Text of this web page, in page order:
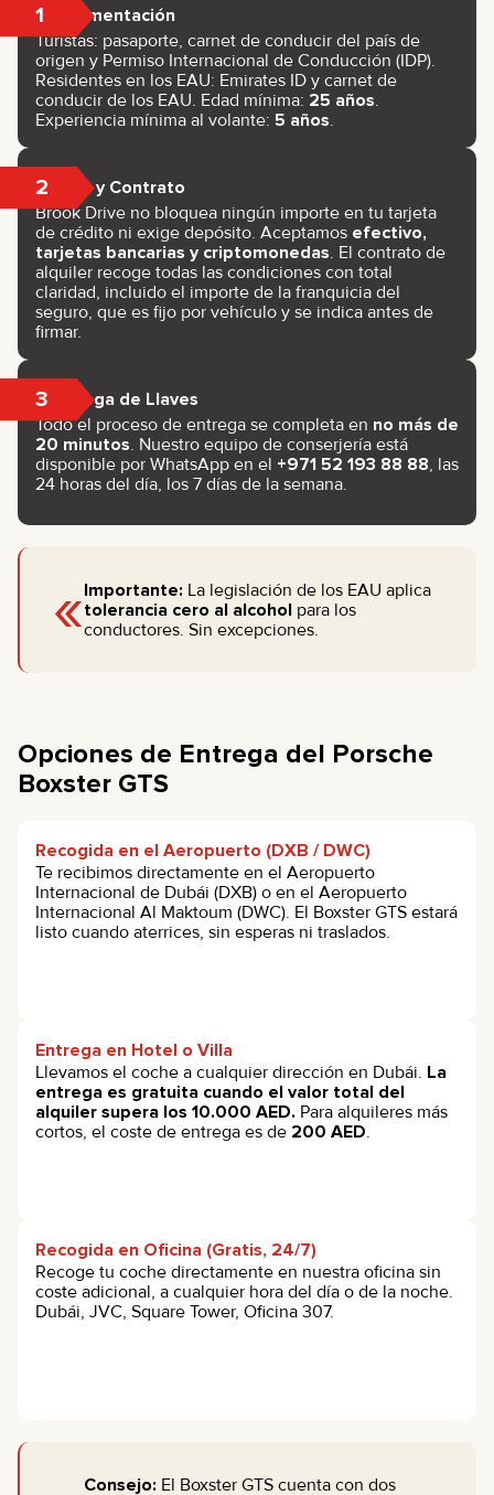
1 Documentación
Turistas: pasaporte, carnet de conducir del país de
origen y Permiso Internacional de Conducción (IDP).
Residentes en los EAU: Emirates ID y carnet de
conducir de los EAU. Edad mínima: 25 años.
Experiencia mínima al volante: 5 años.
2 Pago y Contrato
Brook Drive no bloquea ningún importe en tu tarjeta
de crédito ni exige depósito. Aceptamos efectivo,
tarjetas bancarias y criptomonedas. El contrato de
alquiler recoge todas las condiciones con total
claridad, incluido el importe de la franquicia del
seguro, que es fijo por vehículo y se indica antes de
firmar.
3 Entrega de Llaves
Todo el proceso de entrega se completa en no más de
20 minutos. Nuestro equipo de conserjería está
disponible por WhatsApp en el +971 52 193 88 88, las
24 horas del día, los 7 días de la semana.
«Importante: La legislación de los EAU aplica
tolerancia cero al alcoholpara los
conductores. Sin excepciones.
Opciones de Entrega del Porsche
Boxster GTS
Recogida en el Aeropuerto (DXB / DWC)
Te recibimos directamente en el Aeropuerto
Internacional de Dubái (DXB) o en el Aeropuerto
Internacional Al Maktoum (DWC). El Boxster GTS estará
listo cuando aterrices, sin esperas ni traslados.
Entrega en Hotel o Villa
Llevamos el coche a cualquier dirección en Dubái. La
entrega es gratuita cuando el valor total del
alquiler supera los 10.000 AED. Para alquileres más
cortos, el coste de entrega es de 200 AED.
Recogida en Oficina (Gratis, 24/7)
Recoge tu coche directamente en nuestra oficina sin
coste adicional, a cualquier hora del día o de la noche.
Dubái, JVC, Square Tower, Oficina 307.
Consejo: El Boxster GTS cuenta con dos